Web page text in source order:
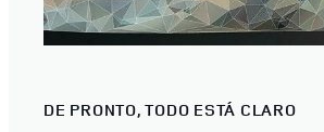
DE PRONTO, TODO ESTÁ CLARO